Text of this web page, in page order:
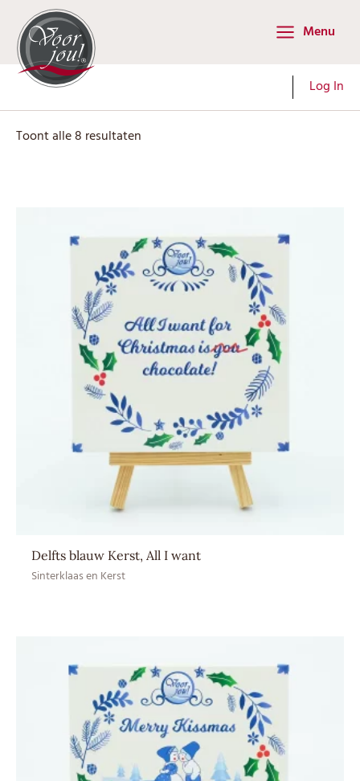
naar
inhoud
Main
Menu
Menu
Log In
Toont alle 8 resultaten
Delfts blauw Kerst, All I want
Sinterklaas en Kerst